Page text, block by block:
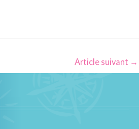
Article suivant →